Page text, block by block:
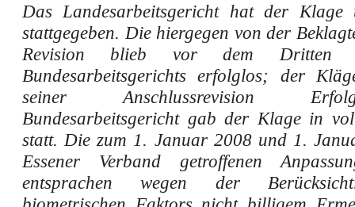
Das Landesarbeitsgericht hat der Klage
stattgegeben. Die hiergegen von der
Revision blieb vor dem Dritten
Bundesarbeitsgerichts erfolglos; der
seiner Anschlussrevision
Bundesarbeitsgericht gab der Klage in
statt. Die zum 1. Januar 2008 und 1.
Essener Verband getroffenen
entsprachen wegen der